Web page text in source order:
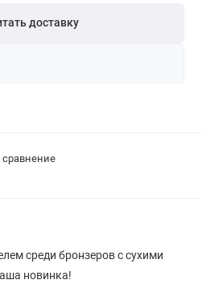
доставку
сравнение
среди бронзеров с сухими
новинка!